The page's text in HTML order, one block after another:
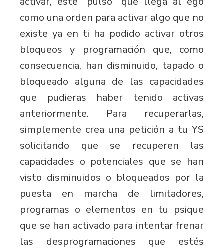
como una orden para activar algo que no
existe ya en ti ha podido activar otros
bloqueos y programación que, como
consecuencia, han disminuido, tapado o
bloqueado alguna de las capacidades
que pudieras haber tenido activas
anteriormente. Para recuperarlas,
simplemente crea una petición a tu YS
solicitando que se recuperen las
capacidades o potenciales que se han
visto disminuidos o bloqueados por la
puesta en marcha de limitadores,
programas o elementos en tu psique
que se han activado para intentar frenar
las desprogramaciones que estés